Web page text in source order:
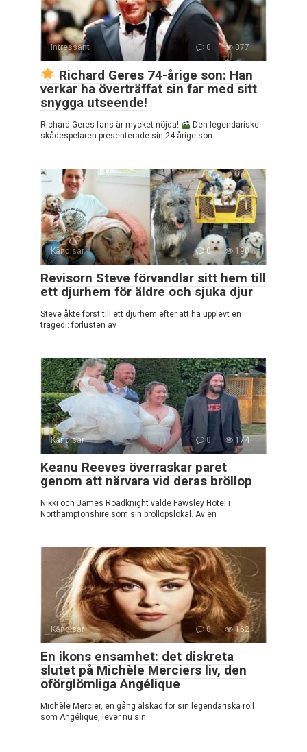
Intressant 0 377
Richard Geres 74-årige son: Han
verkar ha överträffat sin far med sitt
snygga utseende!
Richard Geres fans är mycket nöjda!
Den legendariske
skådespelaren presenterade sin 24-årige son
Kändisar 0 190
Revisorn Steve förvandlar sitt hem till
ett djurhem för äldre och sjuka djur
Steve åkte först till ett djurhem efter att ha upplevt en
tragedi: förlusten av
Kändisar 0 174
Keanu Reeves överraskar paret
genom att närvara vid deras bröllop
Nikki och James Roadknight valde Fawsley Hotel i
Northamptonshire som sin bröllopslokal. Av en
Kändisar 0 162
En ikons ensamhet: det diskreta
slutet på Michèle Merciers liv, den
oförglömliga Angélique
Michèle Mercier, en gång älskad för sin legendariska roll
som Angélique, lever nu sin